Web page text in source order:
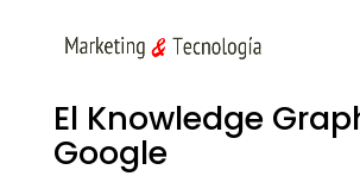
El Knowledge
Google